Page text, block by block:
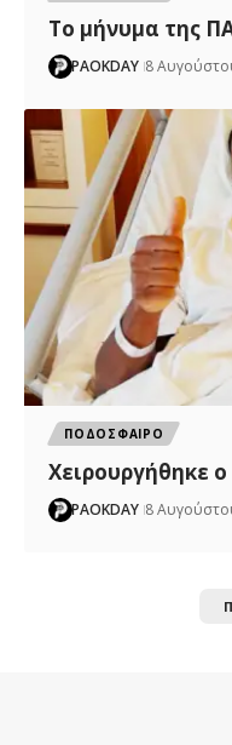
Το μήνυμα της
PAOKDAY 8
ΠΟΔΟΣΦΑΙΡΟ
Χειρουργήθηκε
PAOKDAY 8